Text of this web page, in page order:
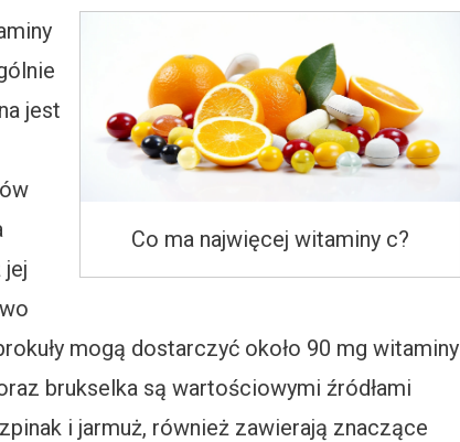
Co ma najwięcej witaminy c?
jest
mogą dostarczyć około 90 mg witaminy
brukselka są wartościowymi źródłami
i jarmuż, również zawierają znaczące